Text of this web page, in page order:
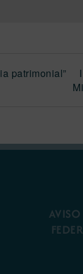
patrimonial”
FEDER